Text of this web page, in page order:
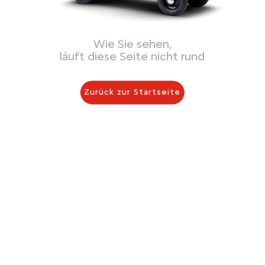
Wie Sie sehen,
läuft diese Seite nicht rund
Zurück zur Startseite